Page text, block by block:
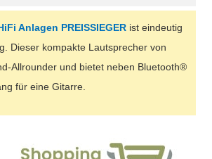
Anlagen PREISSIEGER ist eindeutig
Dieser kompakte Lautsprecher von
Allrounder und bietet neben Bluetooth®
für eine Gitarre.